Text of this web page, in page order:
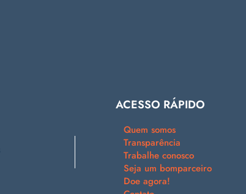
ACESSO RÁPIDO
Quem somos
Transparência
Trabalhe conosco
Seja um bomparceiro
Doe agora!